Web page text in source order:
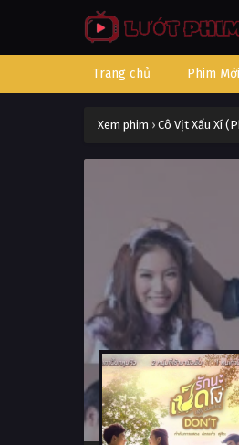
Trang chủ Phim Mới
Xem phim › Cô Vịt Xấu Xí